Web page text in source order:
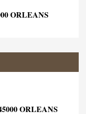
ORLEANS
ORLEANS